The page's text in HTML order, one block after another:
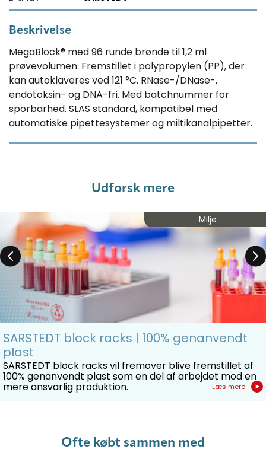
Beskrivelse
MegaBlock® med 96 runde brønde til 1,2 ml
prøvevolumen. Fremstillet i polypropylen (PP), der
kan autoklaveres ved 121 °C. RNase-/DNase-,
endotoksin- og DNA-fri. Med batchnummer for
sporbarhed. SLAS standard, kompatibel med
automatiske pipettesystemer og miltikanalpipetter.
Udforsk mere
Miljø
SARSTEDT block racks | 100% genanvendt
plast
SARSTEDT block racks vil fremover blive fremstillet af
100% genanvendt plast som en del af arbejdet mod en
mere ansvarlig produktion. Læs mere
Ofte købt sammen med